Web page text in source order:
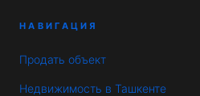
НАВИГАЦИЯ
Продать объект
Недвижимость в Ташкенте